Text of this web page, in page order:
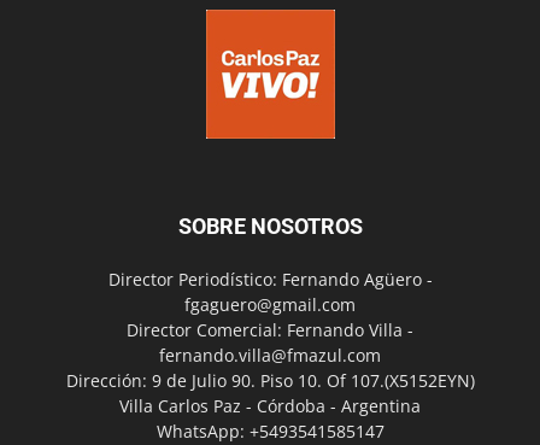
SOBRE NOSOTROS
Director Periodístico: Fernando Agüero -
fgaguero@gmail.com
Director Comercial: Fernando Villa -
fernando.villa@fmazul.com
Dirección: 9 de Julio 90. Piso 10. Of 107.(X5152EYN)
Villa Carlos Paz - Córdoba - Argentina
WhatsApp: +5493541585147